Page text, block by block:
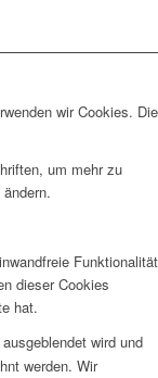
wir Cookies. Die
um mehr zu
Funktionalität
dieser Cookies
hat.
wird und
werden. Wir